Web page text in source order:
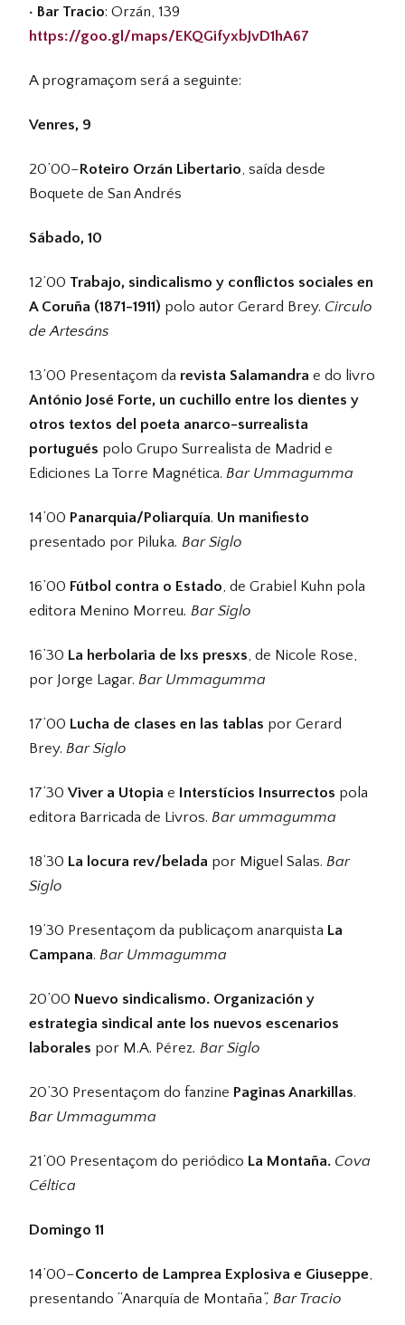
· Bar Tracio: Orzán, 139
https://goo.gl/maps/EKQGifyxbJvD1hA67
A programaçom será a seguinte:
Venres, 9
20’00–Roteiro Orzán Libertario, saída desde
Boquete de San Andrés
Sábado, 10
12’00 Trabajo, sindicalismo y conflictos sociales en
A Coruña (1871-1911) polo autor Gerard Brey. Circulo
de Artesáns
13’00 Presentaçom da revista Salamandra e do livro
António José Forte, un cuchillo entre los dientes y
otros textos del poeta anarco-surrealista
portugués polo Grupo Surrealista de Madrid e
Ediciones La Torre Magnética. Bar Ummagumma
14’00 Panarquia/Poliarquía. Un manifiesto
presentado por Piluka. Bar Siglo
16’00 Fútbol contra o Estado, de Grabiel Kuhn pola
editora Menino Morreu. Bar Siglo
16’30 La herbolaria de lxs presxs, de Nicole Rose,
por Jorge Lagar. Bar Ummagumma
17’00 Lucha de clases en las tablas por Gerard
Brey. Bar Siglo
17’30 Viver a Utopia e Interstícios Insurrectos pola
editora Barricada de Livros. Bar ummagumma
18’30 La locura rev/belada por Miguel Salas. Bar
Siglo
19’30 Presentaçom da publicaçom anarquista La
Campana. Bar Ummagumma
20’00 Nuevo sindicalismo. Organización y
estrategia sindical ante los nuevos escenarios
laborales por M.A. Pérez. Bar Siglo
20’30 Presentaçom do fanzine Paginas Anarkillas.
Bar Ummagumma
21’00 Presentaçom do periódico La Montaña. Cova
Céltica
Domingo 11
14’00–Concerto de Lamprea Explosiva e Giuseppe,
presentando “Anarquía de Montaña”, Bar Tracio